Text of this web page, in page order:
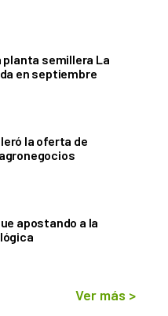
semillera La
en septiembre
la oferta de
apostando a la
Ver más >